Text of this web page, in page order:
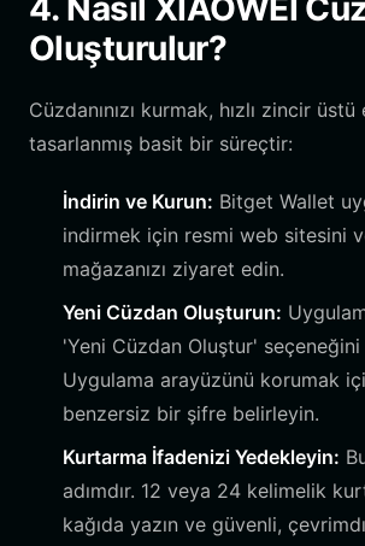
4. Nasıl XIAOWEI
Oluşturulur?
Cüzdanınızı kurmak, hızlı zincir
tasarlanmış basit bir süreçtir:
İndirin ve Kurun: Bitget Wallet
indirmek için resmi web sitesini
mağazanızı ziyaret edin.
Yeni Cüzdan Oluşturun:
'Yeni Cüzdan Oluştur'
Uygulama arayüzünü korumak
benzersiz bir şifre belirleyin.
Kurtarma İfadenizi Yedekleyin:
adımdır. 12 veya 24 kelimelik
kağıda yazın ve güvenli,